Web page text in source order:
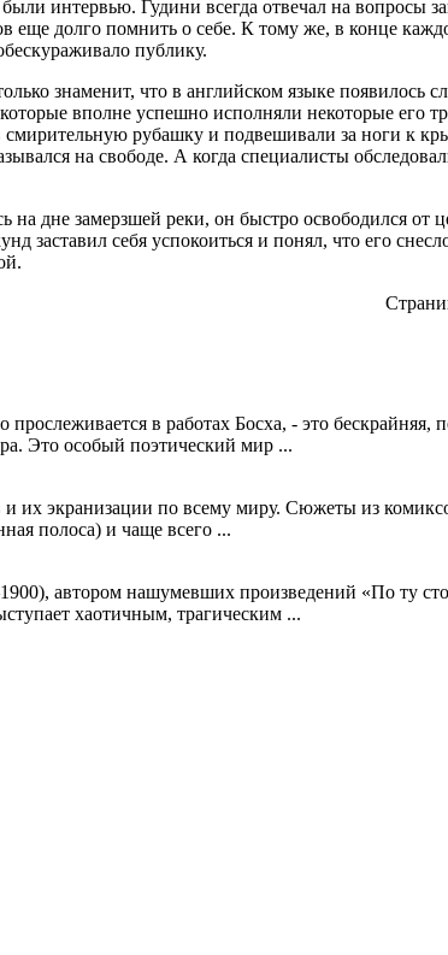
интервью. Гудини всегда отвечал на вопросы
еще долго помнить о себе. К тому же, в конце
публику.
знаменит, что в английском языке
вполне успешно исполняли некоторые
рубашку и подвешивали за ноги к
на свободе. А когда специалисты
дне замерзшей реки, он быстро освободился
заставил себя успокоиться и понял, что его
прослеживается в работах Босха, - это
Это особый поэтический мир ...
их экранизации по всему миру. Сюжеты из
полоса) и чаще всего ...
автором нашумевших произведений «По ту
хаотичным, трагическим ...